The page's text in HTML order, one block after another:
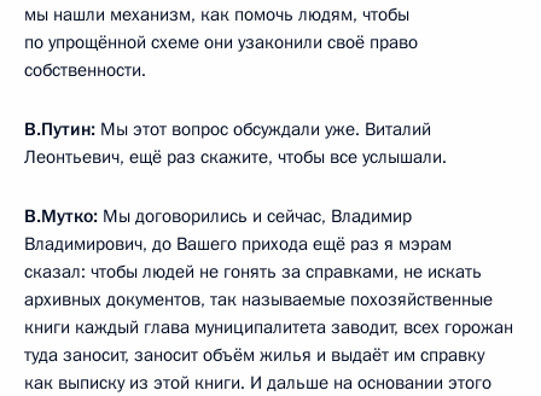
мы нашли механизм, как помочь людям, чтобы
по упрощённой схеме они узаконили своё право
собственности.
В.Путин: Мы этот вопрос обсуждали уже. Виталий
Леонтьевич, ещё раз скажите, чтобы все услышали.
В.Мутко: Мы договорились и сейчас, Владимир
Владимирович, до Вашего прихода ещё раз я мэрам
сказал: чтобы людей не гонять за справками, не искать
архивных документов, так называемые похозяйственные
книги каждый глава муниципалитета заводит, всех горожан
туда заносит, заносит объём жилья и выдаёт им справку
как выписку из этой книги. И дальше на основании этого